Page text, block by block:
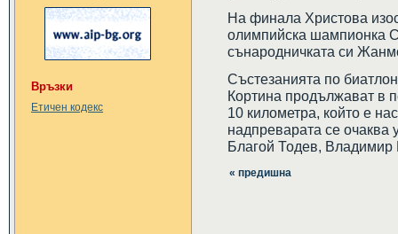
Връзки
Етичен кодекс
На финала Христова
олимпийска шампионка
сънародничката си
Състезанията по
Кортина продължават в
10 километра, който е
надпреварата се очаква
Благой Тодев, Владимир
« предишна